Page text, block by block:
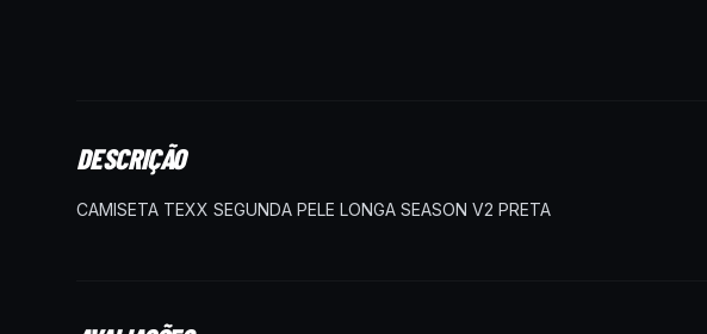
DESCRIÇÃO
CAMISETA TEXX SEGUNDA PELE LONGA SEASON V2 PRETA